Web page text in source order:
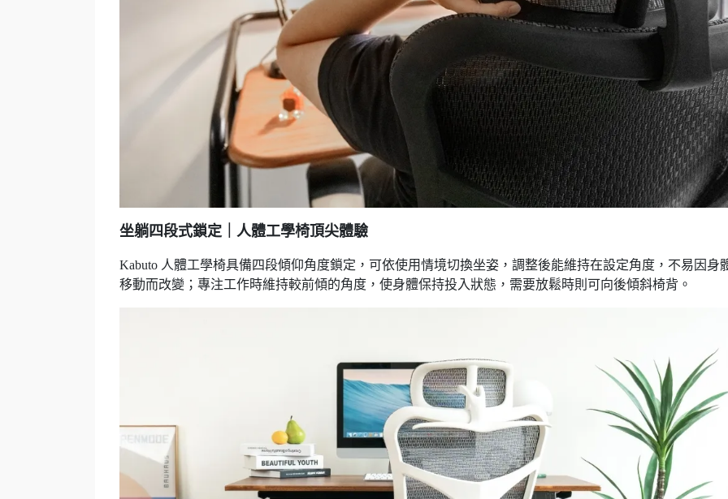
坐躺四段式鎖定 ｜人體工學椅頂尖體驗
Kabuto 人體工學椅具備四段傾仰角度鎖定，可依使用情境切換坐姿，調整後能維持在設定角度，不易因身
移動而改變；專注工作時維持較前傾的角度，使身體保持投入狀態，需要放鬆時則可向後傾斜椅背。